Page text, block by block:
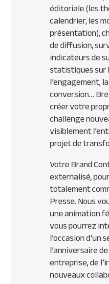
éditoriale (les
calendrier, les
présentation),
de diffusion,
indicateurs de
statistiques sur
l’engagement,
conversion…
créer votre
challenge
visiblement
projet de
Votre Brand
externalisé,
totalement
Presse. Nous
une animation
vous pourrez
l’occasion d’un
l’anniversaire
entreprise, de
nouveaux